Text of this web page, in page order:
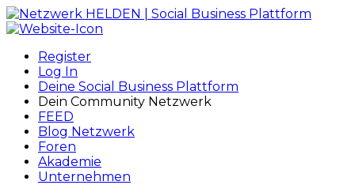
Toggle
Side
Register
Log In
Deine Social Business Plattform
Dein Community Netzwerk
FEED
Blog Netzwerk
Foren
Akademie
Unternehmen